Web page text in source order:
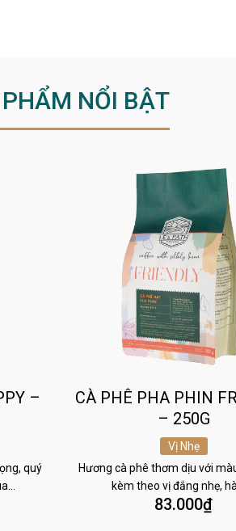
NỔI BẬT
–
quý
CÀ PHÊ PHA PHIN
– 250G
Vị Nhẹ
Hương cà phê thơm dịu với
kèm theo vị đắng nhẹ,
83.000₫